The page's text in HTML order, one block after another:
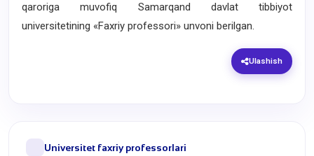
qaroriga muvofiq Samarqand davlat tibbiyot
universitetining «Faxriy professori» unvoni berilgan.
Ulashish
Universitet faxriy professorlari